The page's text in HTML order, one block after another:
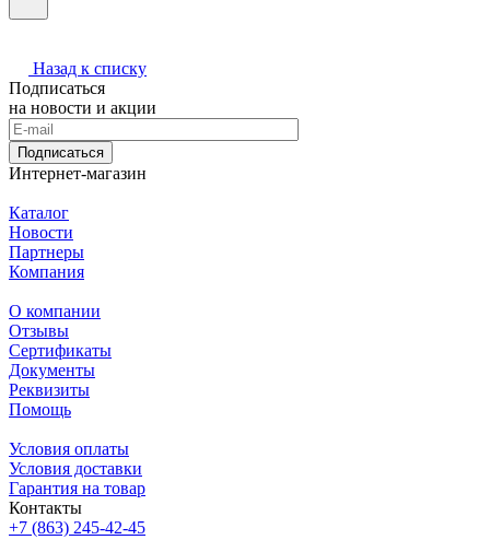
Назад к списку
Подписаться
на новости и акции
Подписаться
Интернет-магазин
Каталог
Новости
Партнеры
Компания
О компании
Отзывы
Сертификаты
Документы
Реквизиты
Помощь
Условия оплаты
Условия доставки
Гарантия на товар
Контакты
+7 (863) 245-42-45